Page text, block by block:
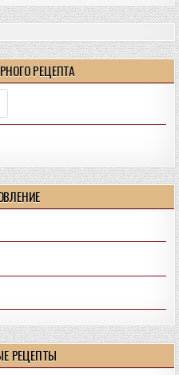
РЕЦЕПТА
РЕЦЕПТЫ